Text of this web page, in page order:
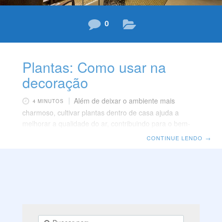
0
Plantas: Como usar na
decoração
4 MINUTOS
Além de deixar o ambiente mais
charmoso, cultivar plantas dentro de casa ajuda a
melhorar a qualidade do ar, contribuindo para o bem-
estar dos moradores. A atividade proporcionaCONTINUE LENDO →